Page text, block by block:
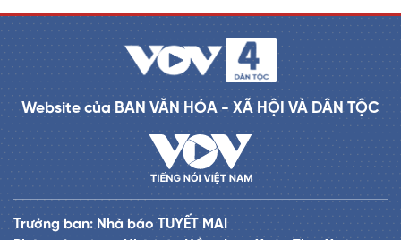
Website của BAN VĂN HÓA - XÃ HỘI VÀ DÂN TỘC
Trưởng ban: Nhà báo TUYẾT MAI